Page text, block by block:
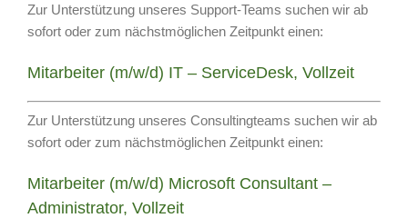
Zur Unterstützung unseres Support-Teams suchen wir ab
sofort oder zum nächstmöglichen Zeitpunkt einen:
Mitarbeiter (m/w/d) IT – ServiceDesk, Vollzeit
Zur Unterstützung unseres Consultingteams suchen wir ab
sofort oder zum nächstmöglichen Zeitpunkt einen:
Mitarbeiter (m/w/d) Microsoft Consultant –
Administrator, Vollzeit